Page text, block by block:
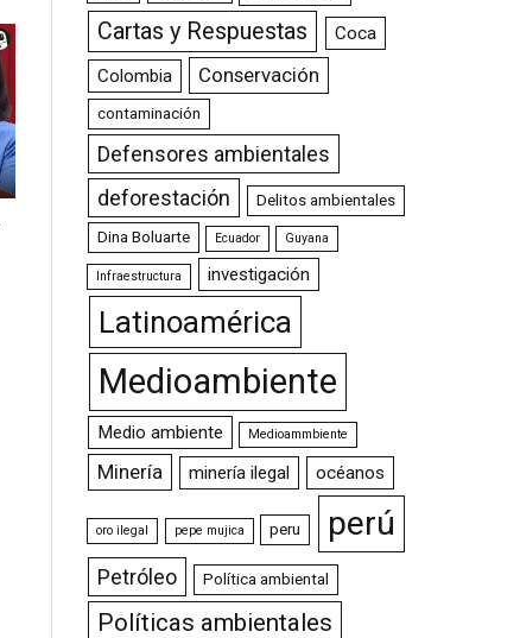
Cartas y Respuestas
Coca
Colombia
Conservación
contaminación
Defensores ambientales
deforestación
Delitos ambientales
Dina Boluarte Ecuador Guyana
Infraestructura investigación
Latinoamérica
Medioambiente
Medio ambiente Medioammbiente
Minería minería ilegal océanos
oro ilegal pepe mujica peru perú
Petróleo Política ambiental
Políticas ambientales